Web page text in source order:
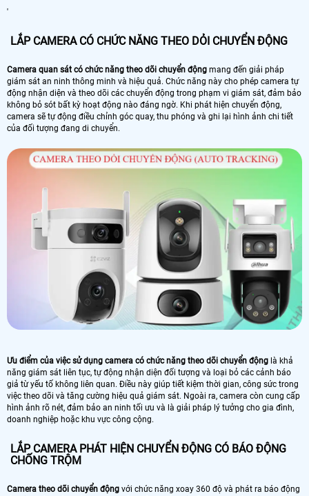
'
LẮP CAMERA CÓ CHỨC NĂNG THEO DỎI CHUYỂN ĐỘNG
Camera quan sát có chức năng theo dõi chuyển động mang đến giải pháp
giám sát an ninh thông minh và hiệu quả. Chức năng này cho phép camera tự
động nhận diện và theo dõi các chuyển động trong phạm vi giám sát, đảm bảo
không bỏ sót bất kỳ hoạt động nào đáng ngờ. Khi phát hiện chuyển động,
camera sẽ tự động điều chỉnh góc quay, thu phóng và ghi lại hình ảnh chi tiết
của đối tượng đang di chuyển.
Ưu điểm của việc sử dụng camera có chức năng theo dõi chuyển động là khả
năng giám sát liên tục, tự động nhận diện đối tượng và loại bỏ các cảnh báo
giả từ yếu tố không liên quan. Điều này giúp tiết kiệm thời gian, công sức trong
việc theo dõi và tăng cường hiệu quả giám sát. Ngoài ra, camera còn cung cấp
hình ảnh rõ nét, đảm bảo an ninh tối ưu và là giải pháp lý tưởng cho gia đình,
doanh nghiệp hoặc khu vực công cộng.
LẮP CAMERA PHÁT HIỆN CHUYỂN ĐỘNG CÓ BÁO ĐỘNG
CHỐNG TRỘM
Camera theo dõi chuyển động với chức năng xoay 360 độ và phát ra báo động